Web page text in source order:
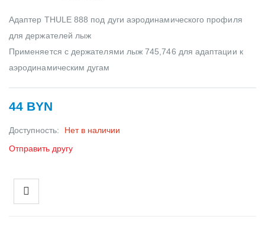
Адаптер THULE 888 под дуги аэродинамического профиля
для держателей лыж
Применяется с держателями лыж 745,746 для адаптации к
аэродинамическим дугам
44 BYN
Доступность:
Нет в наличии
Отправить другу